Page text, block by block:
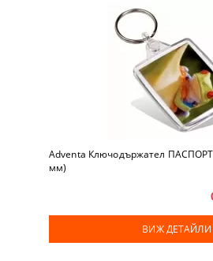
Adventa Ключодържател
мм)
ВИЖ ДЕТАЙЛИ